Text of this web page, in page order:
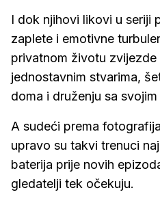
I dok njihovi likovi u seriji
zaplete i emotivne
privatnom životu
jednostavnim stvarima,
doma i druženju sa
A sudeći prema
upravo su takvi trenuci
baterija prije novih
gledatelji tek očekuju.